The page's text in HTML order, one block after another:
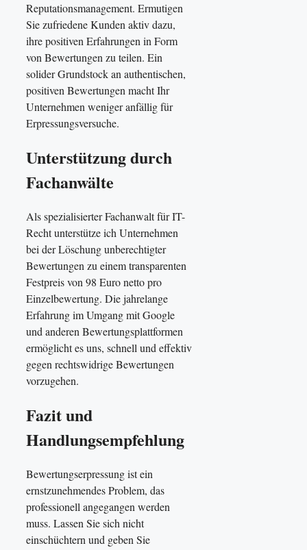
Reputationsmanagement. Ermutigen
Sie zufriedene Kunden aktiv dazu,
ihre positiven Erfahrungen in Form
von Bewertungen zu teilen. Ein
solider Grundstock an authentischen,
positiven Bewertungen macht Ihr
Unternehmen weniger anfällig für
Erpressungsversuche.
Unterstützung durch
Fachanwälte
Als spezialisierter Fachanwalt für IT-
Recht unterstütze ich Unternehmen
bei der Löschung unberechtigter
Bewertungen zu einem transparenten
Festpreis von 98 Euro netto pro
Einzelbewertung. Die jahrelange
Erfahrung im Umgang mit Google
und anderen Bewertungsplattformen
ermöglicht es uns, schnell und effektiv
gegen rechtswidrige Bewertungen
vorzugehen.
Fazit und
Handlungsempfehlung
Bewertungserpressung ist ein
ernstzunehmendes Problem, das
professionell angegangen werden
muss. Lassen Sie sich nicht
einschüchtern und geben Sie